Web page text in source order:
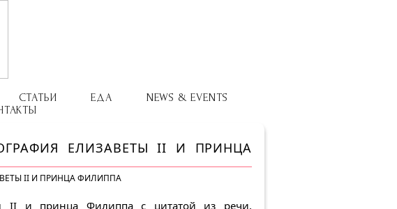
СТАТЬИ ЕДА
NEWS & EVENTS
ЕЛИЗАВЕТЫ II И ПРИНЦА
II И ПРИНЦА ФИЛИППА
II и принца Филиппа с цитатой из речи,